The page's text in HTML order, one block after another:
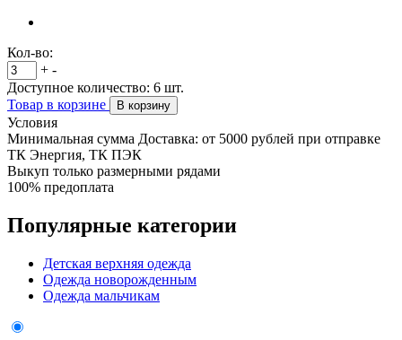
Кол-во:
+ -
Доступное количество: 6 шт.
Товар в корзине
В корзину
Условия
Минимальная сумма Доставка: от 5000 рублей при отправке
ТК Энергия, ТК ПЭК
Выкуп только размерными рядами
100% предоплата
Популярные категории
Детская верхняя одежда
Одежда новорожденным
Одежда мальчикам